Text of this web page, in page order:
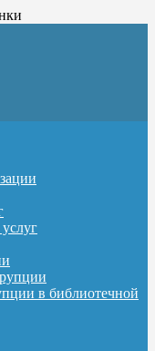
в библиотечной